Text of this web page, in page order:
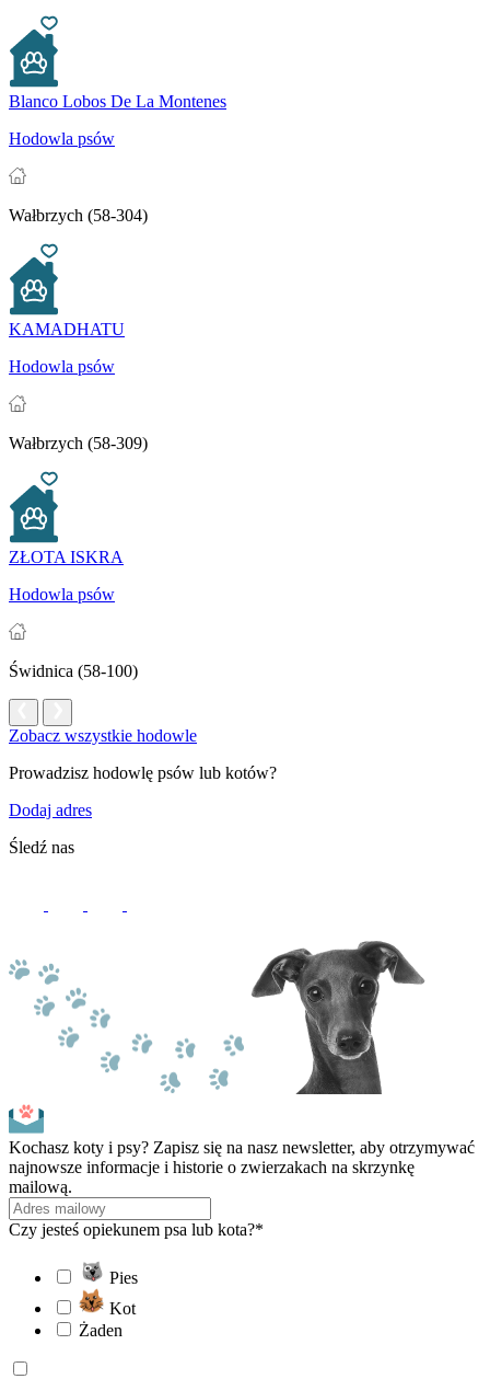
Blanco Lobos De La Montenes
Hodowla psów
Wałbrzych (58-304)
KAMADHATU
Hodowla psów
Wałbrzych (58-309)
ZŁOTA ISKRA
Hodowla psów
Świdnica (58-100)
Zobacz wszystkie hodowle
Prowadzisz hodowlę psów lub kotów?
Dodaj adres
Śledź nas
Kochasz koty i psy? Zapisz się na nasz newsletter, aby otrzymywać
najnowsze informacje i historie o zwierzakach na skrzynkę
mailową.
Czy jesteś opiekunem psa lub kota?*
Pies
Kot
Żaden